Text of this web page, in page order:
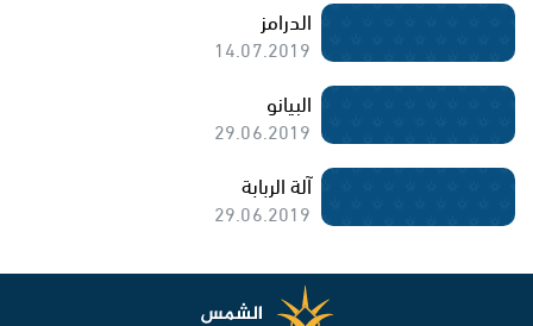
الدرامز
14.07.2019
البيانو
29.06.2019
آلة الربابة
29.06.2019